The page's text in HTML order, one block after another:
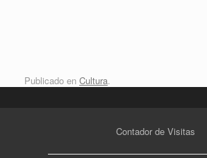
Publicado en Cultura.
Contador de Visitas